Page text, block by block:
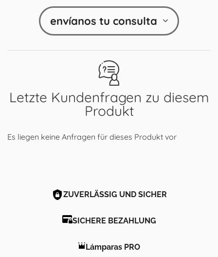
Letzte Kundenfragen zu diesem
Produkt
Es liegen keine Anfragen für dieses Produkt vor
envíanos tu consulta
ZUVERLÄSSIG UND SICHER
SICHERE BEZAHLUNG
Lámparas PRO